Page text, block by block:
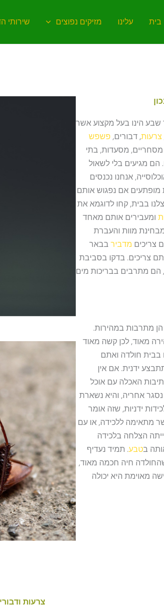
בית עלינו מזיקים נפוצים שירותי
הינו בעל מקצוע אשר
צרעות, דבורים, פשפש
מסחריים, מסעדות, בתי
הם מגיעים בלי לשאול
אנחנו נכנסים
מופתעים אם נפגוש אותם
בבית, קחו לדוגמא את
ומעבירים אותם מאחד
מוות והעברת
צריכים מדביר בבאר
צריכים. בדקו בסביבת
הם מתרבים בבריכות מים
מתרבות במהירות.
מאוד, לכן קשה מאוד
בבית חולדה ואתם
ידנית. אם אין
האכלה עם אוכל
אחריה, והיא נשארת
ידניות, שזה אומר
מתאימה ללכידה, או עם
הצלחה בלכידה
בטבע. תמיד נעדיף
חיה חכמה מאוד,
מאוימת היא יכולה
צרעות